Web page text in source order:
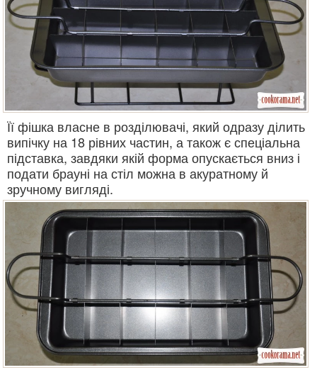
Її фішка власне в розділювачі, який одразу ділить
випічку на 18 рівних частин, а також є спеціальна
підставка, завдяки якій форма опускається вниз і
подати брауні на стіл можна в акуратному й
зручному вигляді.